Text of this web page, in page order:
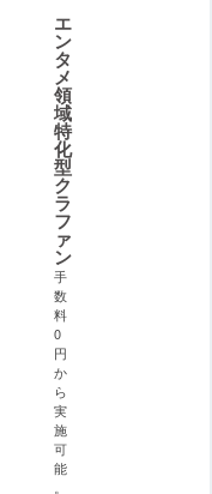
エ
ン
タ
メ
領
域
特
化
型
ク
ラ
フ
ァ
ン
手
数
料
0
円
か
ら
実
施
可
能